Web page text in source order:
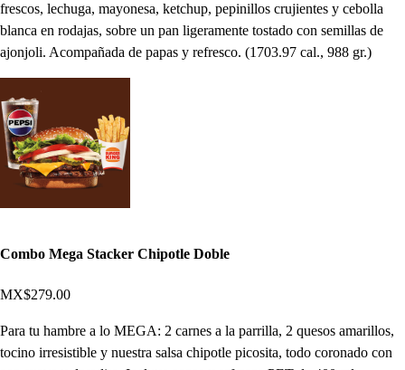
frescos, lechuga, mayonesa, ketchup, pepinillos crujientes y cebolla
blanca en rodajas, sobre un pan ligeramente tostado con semillas de
ajonjoli. Acompañada de papas y refresco. (1703.97 cal., 988 gr.)
Combo Mega Stacker Chipotle Doble
MX$279.00
Para tu hambre a lo MEGA: 2 carnes a la parrilla, 2 quesos amarillos,
tocino irresistible y nuestra salsa chipotle picosita, todo coronado con